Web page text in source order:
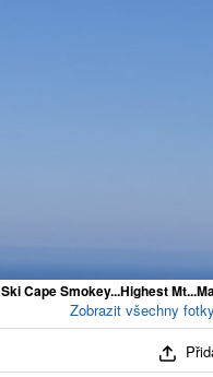
Ski Cape Smokey...Highest
Zobrazit všechny